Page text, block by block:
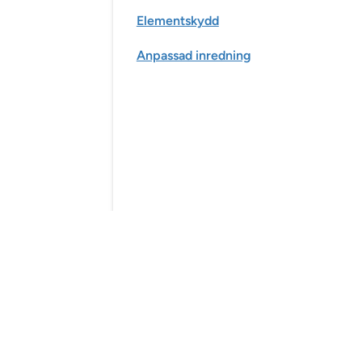
Elementskydd
Anpassad inredning